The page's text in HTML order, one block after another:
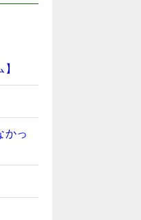
かっ